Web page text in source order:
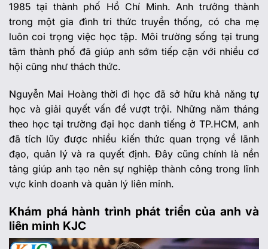
1985 tại thành phố Hồ Chí Minh. Anh trưởng thành
trong một gia đình tri thức truyền thống, có cha mẹ
luôn coi trọng việc học tập. Môi trường sống tại trung
tâm thành phố đã giúp anh sớm tiếp cận với nhiều cơ
hội cũng như thách thức.
Nguyễn Mai Hoàng thời đi học đã sở hữu khả năng tự
học và giải quyết vấn đề vượt trội. Những năm tháng
theo học tại trường đại học danh tiếng ở TP.HCM, anh
đã tích lũy được nhiều kiến thức quan trọng về lãnh
đạo, quản lý và ra quyết định. Đây cũng chính là nền
tảng giúp anh tạo nên sự nghiệp thành công trong lĩnh
vực kinh doanh và quản lý liên minh.
Khám phá hành trình phát triển của anh và
liên minh KJC